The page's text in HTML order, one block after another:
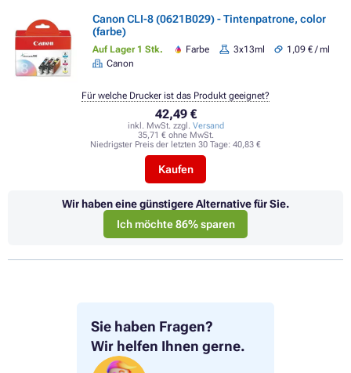
Sie haben Fragen?
Wir helfen Ihnen gerne.
Canon CLI-8 (0621B029) - Tintenpatrone, color
(farbe)
Auf Lager 1 Stk. Farbe 3x13ml
1,09 € / ml
Canon
42,49 €
inkl. MwSt. zzgl. Versand
35,71 € ohne MwSt.
Niedrigster Preis der letzten 30 Tage: 40,83 €
Kaufen
Für welche Drucker ist das Produkt geeignet?
Wir haben eine günstigere Alternative für Sie.
Ich möchte 86% sparen